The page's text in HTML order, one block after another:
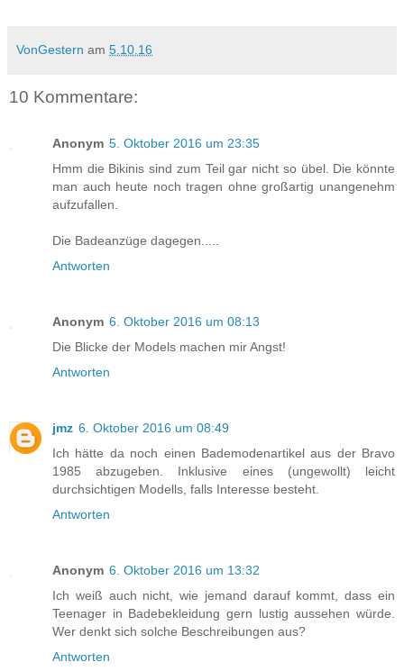
VonGestern am 5.10.16
10 Kommentare:
Anonym 5. Oktober 2016 um 23:35
Hmm die Bikinis sind zum Teil gar nicht so übel. Die könnte
man auch heute noch tragen ohne großartig unangenehm
aufzufallen.
Die Badeanzüge dagegen.....
Antworten
Anonym 6. Oktober 2016 um 08:13
Die Blicke der Models machen mir Angst!
Antworten
jmz 6. Oktober 2016 um 08:49
Ich hätte da noch einen Bademodenartikel aus der Bravo
1985 abzugeben. Inklusive eines (ungewollt) leicht
durchsichtigen Modells, falls Interesse besteht.
Antworten
Anonym 6. Oktober 2016 um 13:32
Ich weiß auch nicht, wie jemand darauf kommt, dass ein
Teenager in Badebekleidung gern lustig aussehen würde.
Wer denkt sich solche Beschreibungen aus?
Antworten